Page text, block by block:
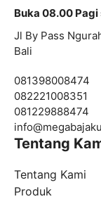
Buka 08.00 Pagi
Jl By Pass
Bali
081398008474
082221008351
081229888474
info@
Tentang
Tentang Kami
Produk